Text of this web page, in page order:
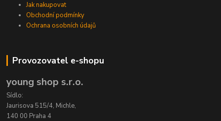
Jak nakupovat
Obchodní podmínky
Ochrana osobních údajů
Provozovatel e-shopu
young shop s.r.o.
Sídlo:
Jaurisova 515/4, Michle,
140 00 Praha 4